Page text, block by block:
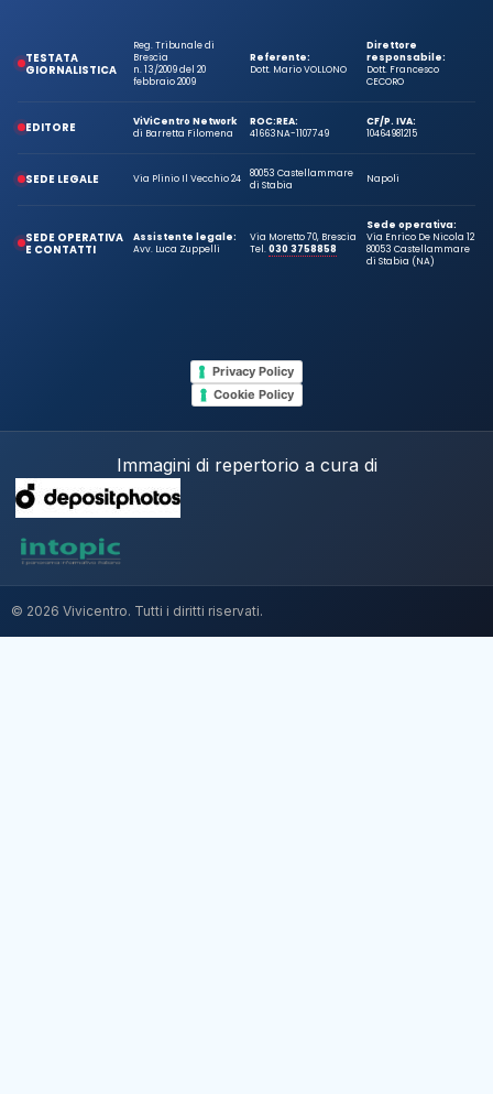
TESTATA
GIORNALISTICA
Reg. Tribunale di
Brescia
n. 13/2009 del 20
febbraio 2009
Referente:
Dott. Mario VOLLONO
Direttore
responsabile:
Dott. Francesco
CECORO
EDITORE
ViViCentro Network
di Barretta Filomena
ROC:
41663
REA:
NA-1107749
CF/P. IVA:
10464981215
SEDE LEGALE Via Plinio Il Vecchio 24
80053 Castellammare
di Stabia
Napoli
SEDE OPERATIVA
E CONTATTI
Assistente legale:
Avv. Luca Zuppelli
Via Moretto 70, Brescia
Tel.030 3758858
Sede operativa:
Via Enrico De Nicola 12
80053 Castellammare
di Stabia (NA)
Privacy Policy
Cookie Policy
Immagini di repertorio a cura di
© 2026 Vivicentro. Tutti i diritti riservati.